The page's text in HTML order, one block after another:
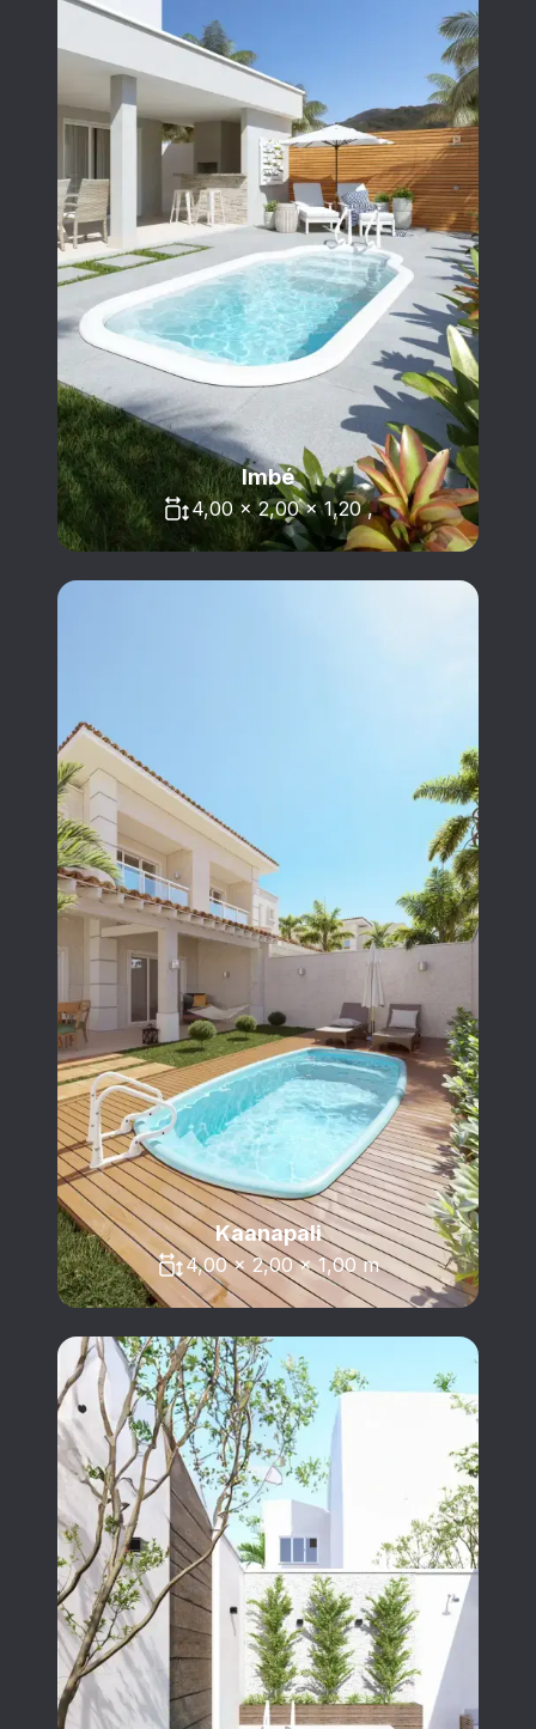
Imbé
4,00 x 2,00 x 1,20 ,
Kaanapali
4,00 x 2,00 x 1,00 m